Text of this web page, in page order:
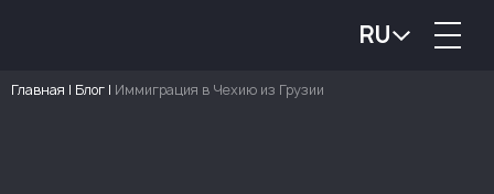
RU
Главная | Блог | Иммиграция в Чехию из Грузии